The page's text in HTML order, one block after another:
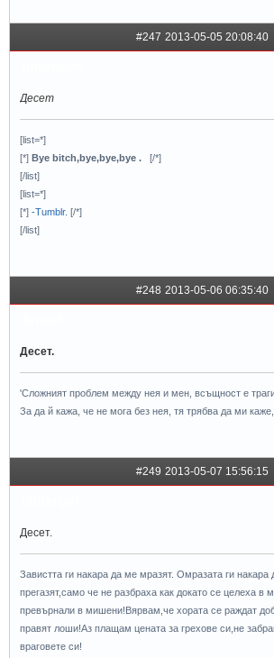
#247 2013-05-05 20:08:40
Десет
[list=*]
[*] Bye bitch,bye,bye,bye . [/*]
[/list]
[list=*]
[*] -Tumblr. [/*]
[/list]
#248 2013-05-06 06:35:40
Десет.
'Сложният проблем между нея и мен, всъщност е
За да й кажа, че не мога без нея, тя трябва да ми
#249 2013-05-07 15:56:15
Десет.
Завистта ги накара да ме мразят. Омразата ги накара
прегазят,само че не разбраха как докато се целеха в
превърнали в мишени!Вярвам,че хората се раждат
правят лоши!Аз плащам цената за грехове си,не
враговете си!